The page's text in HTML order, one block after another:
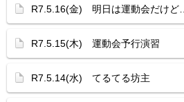
R7.5.16(金) 明日は運動会だけど…
R7.5.15(木) 運動会予行演習
R7.5.14(水) てるてる坊主